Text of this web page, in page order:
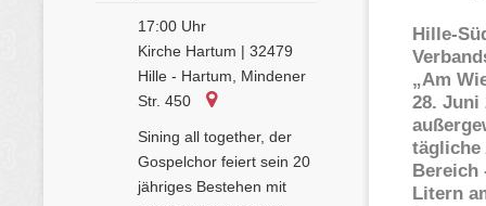
Hille-
„Am
28. Juni
tägliche
Bereich
Litern